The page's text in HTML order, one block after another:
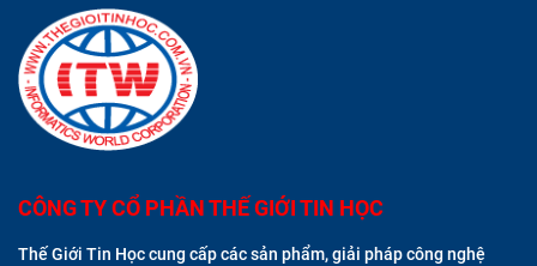
CÔNG TY CỔ PHẦN THẾ GIỚI TIN HỌC
Thế Giới Tin Học cung cấp các sản phẩm, giải pháp công nghệ